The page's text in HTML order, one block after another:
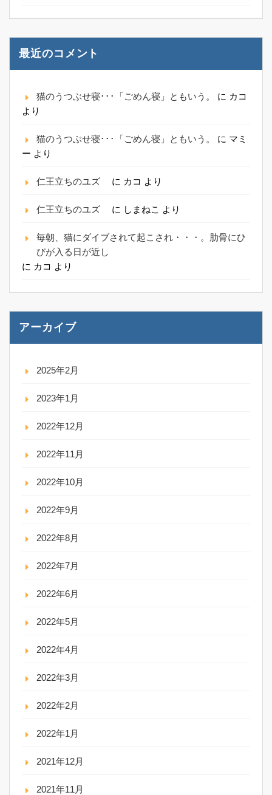
最近のコメント
猫のうつぶせ寝･･･「ごめん寝」ともいう。 に カコ
より
猫のうつぶせ寝･･･「ごめん寝」ともいう。 に マミ
ー より
仁王立ちのユズ に カコ より
仁王立ちのユズ に しまねこ より
毎朝、猫にダイブされて起こされ・・・。肋骨にひ
びが入る日が近し
に カコ より
アーカイブ
2025年2月
2023年1月
2022年12月
2022年11月
2022年10月
2022年9月
2022年8月
2022年7月
2022年6月
2022年5月
2022年4月
2022年3月
2022年2月
2022年1月
2021年12月
2021年11月